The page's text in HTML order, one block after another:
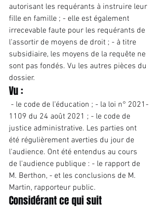
autorisant les requérants à instruire leur
fille en famille ; - elle est également
irrecevable faute pour les requérants de
l'assortir de moyens de droit ; - à titre
subsidiaire, les moyens de la requête ne
sont pas fondés. Vu les autres pièces du
dossier.
Vu :
1109 du 24 août 2021 ; - le code de
justice administrative. Les parties ont
été régulièrement averties du jour de
l'audience. Ont été entendus au cours
de l'audience publique : - le rapport de
M. Berthon, - et les conclusions de M.
Martin, rapporteur public.
Considérant ce qui suit